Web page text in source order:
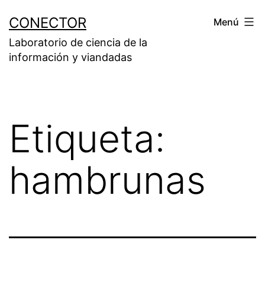
contenido
CONECTOR
Laboratorio de ciencia de la
información y viandadas
Menú
Etiqueta:
hambrunas